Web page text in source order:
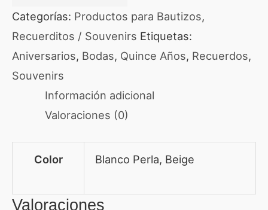
Categorías: Productos para Bautizos,
Recuerditos / Souvenirs Etiquetas:
Aniversarios, Bodas, Quince Años, Recuerdos,
Souvenirs
Información adicional
Valoraciones (0)
Color Blanco Perla, Beige
Valoraciones